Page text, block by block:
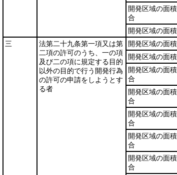
開発区域の面
合
開発区域の面
三
法第二十九条第一項又は第
二項の許可のうち、一の項
及び二の項に規定する目的
以外の目的で行う開発行為
の許可の申請をしようとす
る者
開発区域の面
開発区域の面
開発区域の面
合
開発区域の面
合
開発区域の面
合
開発区域の面
合
開発区域の面
合